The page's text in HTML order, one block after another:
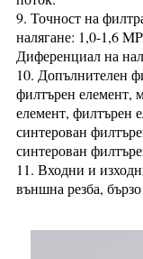
9. Точност на
налягане: 1,0-1,6
Диференциал на
10. Допълнителен
филтърен елемент,
елемент, филтърен
синтерован
синтерован
11. Входни и
външна резба,